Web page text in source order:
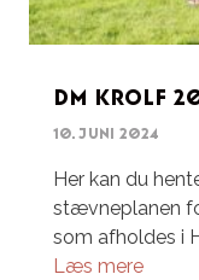
DM Krolf
10. juni 2024
Her kan du
stævneplanen
som afholdes i
Læs mere